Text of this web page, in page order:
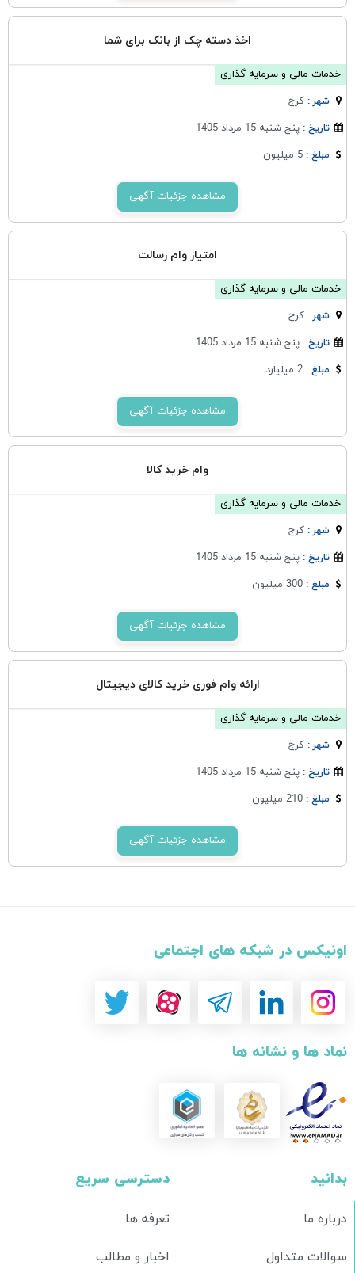
اخذ دسته چک از بانک برای شما
خدمات مالی و سرمایه گذاری
شهر :كرج
تاریخ :پنج شنبه 15 مرداد 1405
مبلغ :5 میلیون
مشاهده جزئیات آگهی
امتیاز وام رسالت
خدمات مالی و سرمایه گذاری
شهر :كرج
تاریخ :پنج شنبه 15 مرداد 1405
مبلغ :2 میلیارد
مشاهده جزئیات آگهی
وام خرید کالا
خدمات مالی و سرمایه گذاری
شهر :كرج
تاریخ :پنج شنبه 15 مرداد 1405
مبلغ :300 میلیون
مشاهده جزئیات آگهی
ارائه وام فوری خرید کالای دیجیتال
خدمات مالی و سرمایه گذاری
شهر :كرج
تاریخ :پنج شنبه 15 مرداد 1405
مبلغ :210 میلیون
مشاهده جزئیات آگهی
اونیکس در شبکه های اجتماعی
نماد ها و نشانه ها
دسترسی سریع
تعرفه ها
اخبار و مطالب
بدانید
درباره ما
سوالات متداول